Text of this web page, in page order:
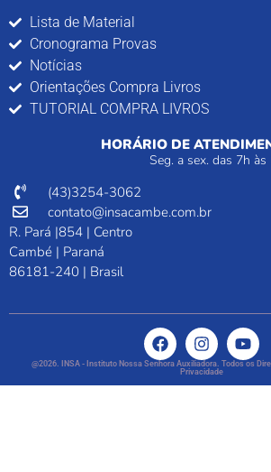
Lista de Material
Cronograma Provas
Notícias
Orientações Compra Livros
TUTORIAL COMPRA LIVROS
HORÁRIO DE
Seg. a sex. das 7h às
(43)3254-3062
contato@insacambe.com.br
R. Pará |854 | Centro
Cambé | Paraná
86181-240 | Brasil
@2026. INSA - Instituto Nossa Senhora Auxiliadora. Todos os
Privacidade